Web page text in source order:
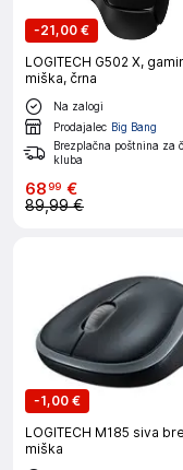
-21,00 €
LOGITECH G502 X,
miška, črna
Na zalogi
Prodajalec Big Bang
Brezplačna poštnina za
kluba
6899 €
89,99 €
-1,00 €
LOGITECH M185 siva
miška